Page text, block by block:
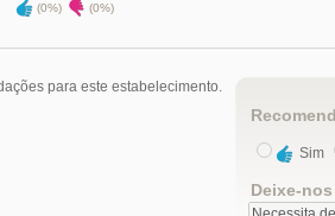
(0%) (0%)
para este estabelecimento.
Sim
Deixe-